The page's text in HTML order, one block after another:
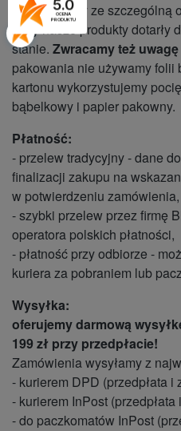
podchodzimy ze szczególną
żeby nasze produkty dotarły
stanie. Zwracamy też
pakowania nie używamy folii
kartonu wykorzystujemy
bąbelkowy i papier pakowny.
Płatność:
- przelew tradycyjny - dane
finalizacji zakupu na
w potwierdzeniu zamówienia,
- szybki przelew przez firmę
operatora polskich płatności,
- płatność przy odbiorze -
kuriera za pobraniem lub
Wysyłka:
oferujemy darmową
199 zł przy przedpłacie!
Zamówienia wysyłamy z
- kurierem DPD (przedpłata i
- kurierem InPost
- do paczkomatów InPost
5.0
OCENA
PRODUKTU